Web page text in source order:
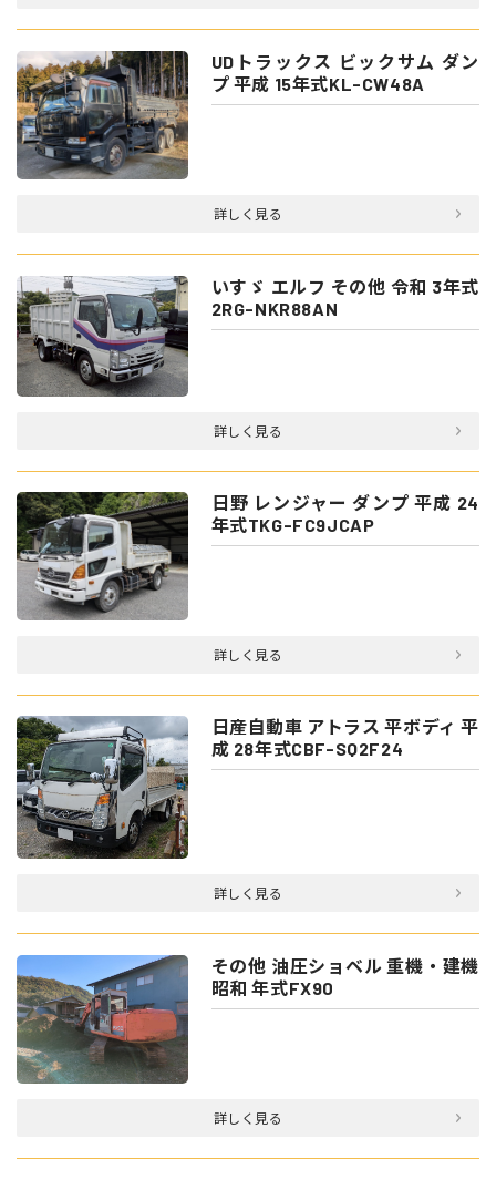
UDトラックス ビックサム ダン
プ 平成 15年式KL-CW48A
詳しく見る
いすゞ エルフ その他 令和 3年式
2RG-NKR88AN
詳しく見る
日野 レンジャー ダンプ 平成 24
年式TKG-FC9JCAP
詳しく見る
日産自動車 アトラス 平ボディ 平
成 28年式CBF-SQ2F24
詳しく見る
その他 油圧ショベル 重機・建機
昭和 年式FX90
詳しく見る